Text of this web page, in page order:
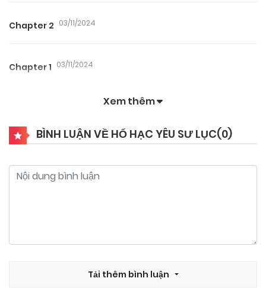
Chapter 2 03/11/2024
Chapter 1 03/11/2024
Xem thêm
BÌNH LUẬN VỀ HỔ HẠC YÊU SƯ LỤC(0)
Tải thêm bình luận